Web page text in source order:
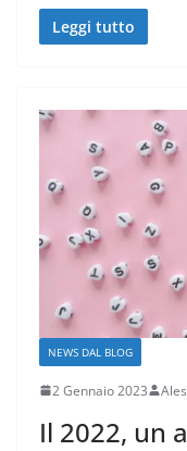
Leggi tutto
NEWS DAL BLOG
2 Gennaio 2023
Il 2022, un